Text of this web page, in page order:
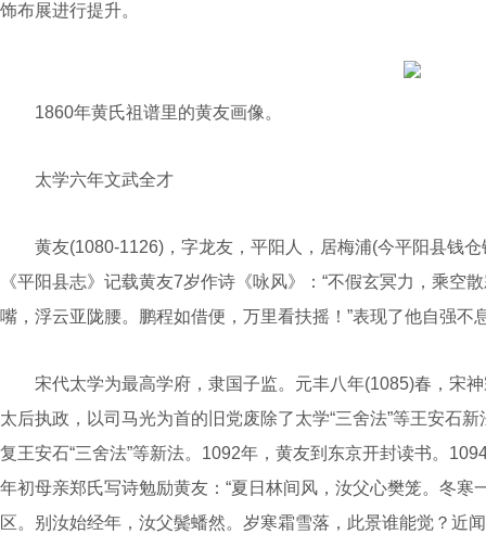
饰布展进行提升。
1860年黄氏祖谱里的黄友画像。
太学六年文武全才
黄友(1080-1126)，字龙友，平阳人，居梅浦(今平阳县钱仓
《平阳县志》记载黄友7岁作诗《咏风》：“不假玄冥力，乘空
嘴，浮云亚陇腰。鹏程如借便，万里看扶摇！”表现了他自强不
宋代太学为最高学府，隶国子监。元丰八年(1085)春，宋神
太后执政，以司马光为首的旧党废除了太学“三舍法”等王安石
复王安石“三舍法”等新法。1092年，黄友到东京开封读书。
年初母亲郑氏写诗勉励黄友：“夏日林间风，汝父心樊笼。冬
区。别汝始经年，汝父鬓蟠然。岁寒霜雪落，此景谁能觉？近